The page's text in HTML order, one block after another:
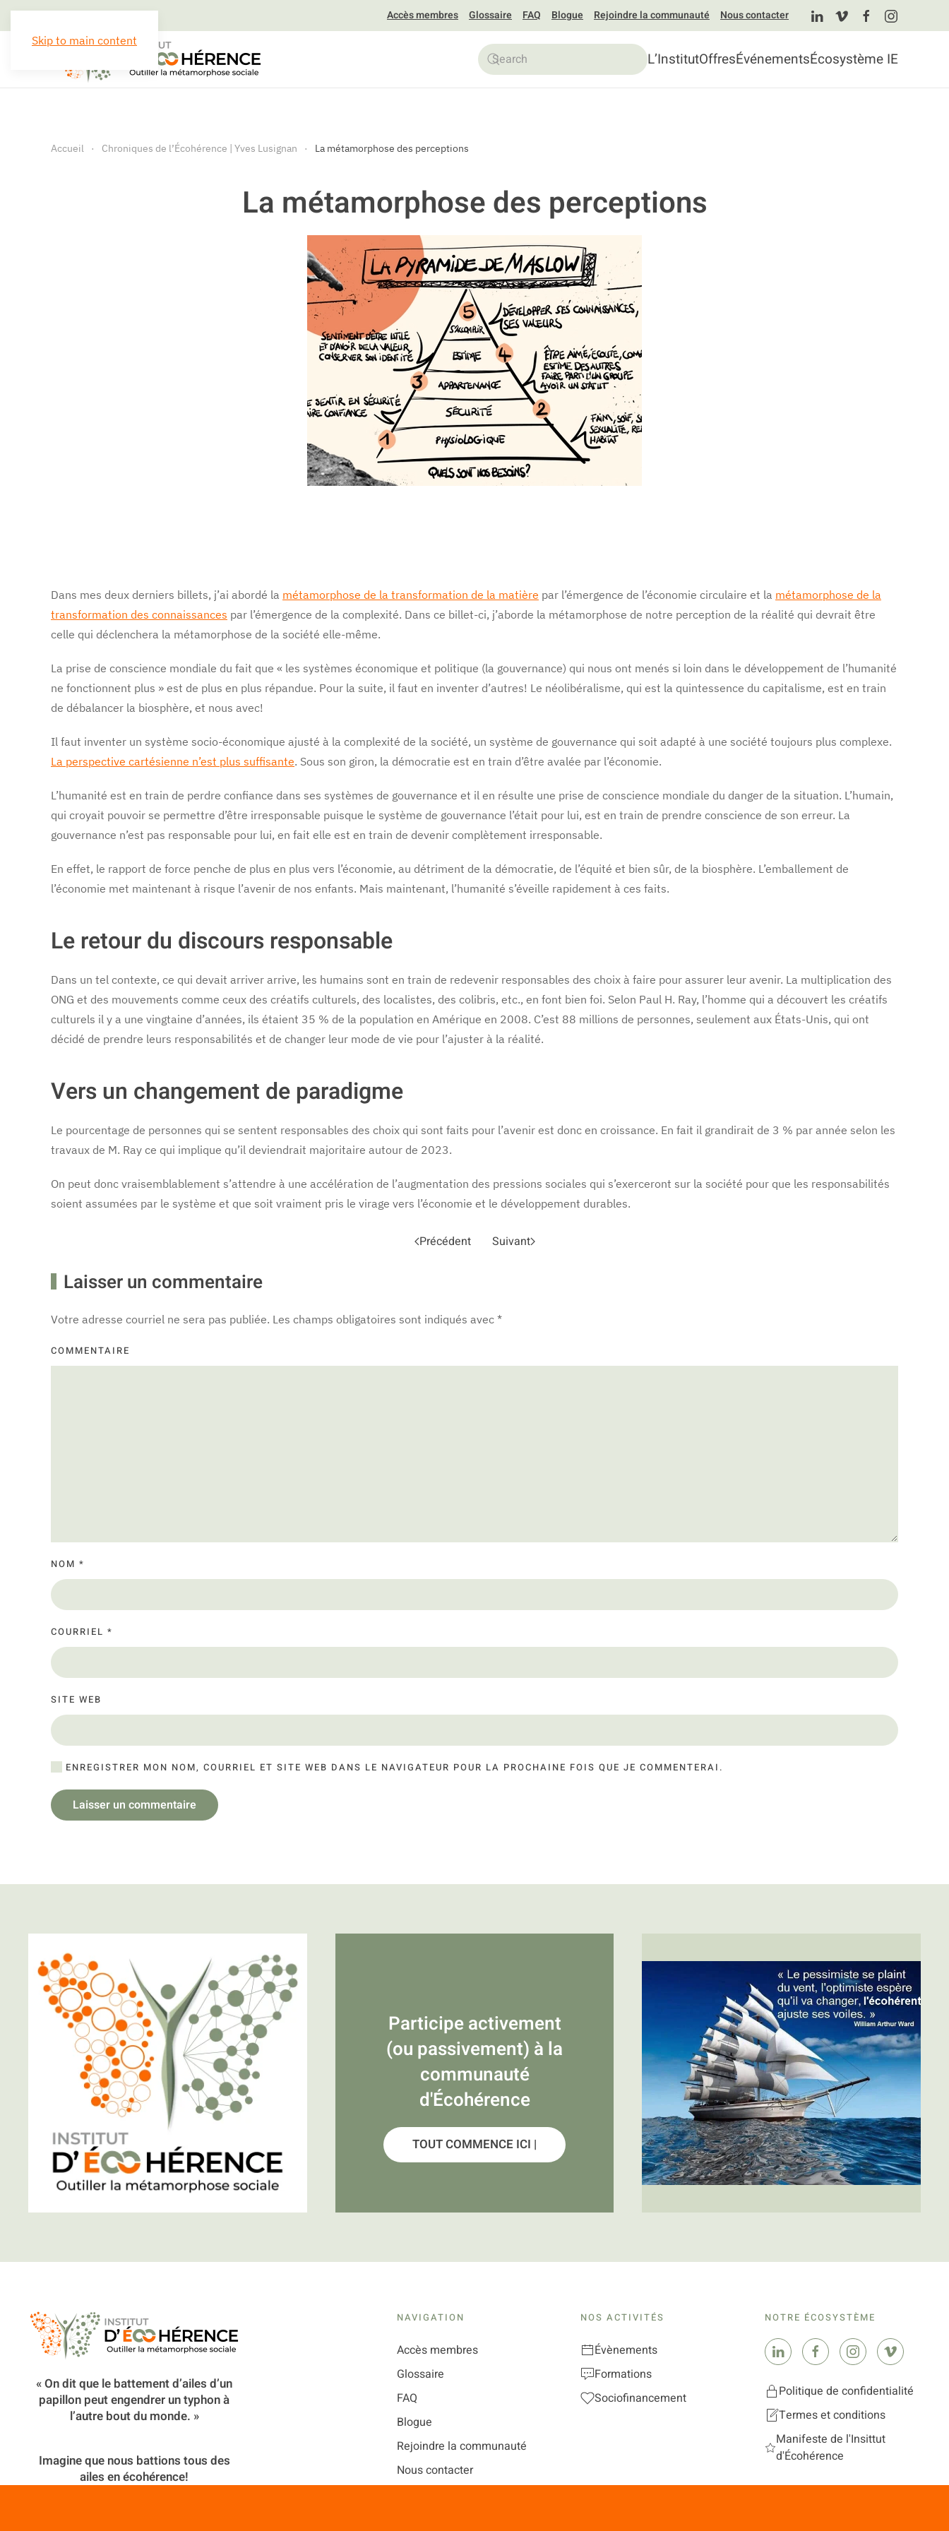
Skip to main content
Accès membres Glossaire FAQ Blogue Rejoindre la communauté Nous contacter
L’InstitutOffresÉvénementsÉcosystème IE
Accueil Chroniques de l’Écohérence | Yves Lusignan La métamorphose des perceptions
La métamorphose des perceptions
Dans mes deux derniers billets, j’ai abordé la métamorphose de la transformation de la matière par l’émergence de l’économie circulaire et la métamorphose de la
transformation des connaissances par l’émergence de la complexité. Dans ce billet-ci, j’aborde la métamorphose de notre perception de la réalité qui devrait être
celle qui déclenchera la métamorphose de la société elle-même.
La prise de conscience mondiale du fait que « les systèmes économique et politique (la gouvernance) qui nous ont menés si loin dans le développement de l’humanité
ne fonctionnent plus » est de plus en plus répandue. Pour la suite, il faut en inventer d’autres! Le néolibéralisme, qui est la quintessence du capitalisme, est en train
de débalancer la biosphère, et nous avec!
Il faut inventer un système socio-économique ajusté à la complexité de la société, un système de gouvernance qui soit adapté à une société toujours plus complexe.
La perspective cartésienne n’est plus suffisante. Sous son giron, la démocratie est en train d’être avalée par l’économie.
L’humanité est en train de perdre confiance dans ses systèmes de gouvernance et il en résulte une prise de conscience mondiale du danger de la situation. L’humain,
qui croyait pouvoir se permettre d’être irresponsable puisque le système de gouvernance l’était pour lui, est en train de prendre conscience de son erreur. La
gouvernance n’est pas responsable pour lui, en fait elle est en train de devenir complètement irresponsable.
En effet, le rapport de force penche de plus en plus vers l’économie, au détriment de la démocratie, de l’équité et bien sûr, de la biosphère. L’emballement de
l’économie met maintenant à risque l’avenir de nos enfants. Mais maintenant, l’humanité s’éveille rapidement à ces faits.
Le retour du discours responsable
Dans un tel contexte, ce qui devait arriver arrive, les humains sont en train de redevenir responsables des choix à faire pour assurer leur avenir. La multiplication des
ONG et des mouvements comme ceux des créatifs culturels, des localistes, des colibris, etc., en font bien foi. Selon Paul H. Ray, l’homme qui a découvert les créatifs
culturels il y a une vingtaine d’années, ils étaient 35 % de la population en Amérique en 2008. C’est 88 millions de personnes, seulement aux États-Unis, qui ont
décidé de prendre leurs responsabilités et de changer leur mode de vie pour l’ajuster à la réalité.
Vers un changement de paradigme
Le pourcentage de personnes qui se sentent responsables des choix qui sont faits pour l’avenir est donc en croissance. En fait il grandirait de 3 % par année selon les
travaux de M. Ray ce qui implique qu’il deviendrait majoritaire autour de 2023.
On peut donc vraisemblablement s’attendre à une accélération de l’augmentation des pressions sociales qui s’exerceront sur la société pour que les responsabilités
soient assumées par le système et que soit vraiment pris le virage vers l’économie et le développement durables.
Précédent Suivant
Laisser un commentaire
Votre adresse courriel ne sera pas publiée. Les champs obligatoires sont indiqués avec *
COMMENTAIRE
NOM *
COURRIEL *
SITE WEB
ENREGISTRER MON NOM, COURRIEL ET SITE WEB DANS LE NAVIGATEUR POUR LA PROCHAINE FOIS QUE JE COMMENTERAI.
Laisser un commentaire
Participe activement
(ou passivement) à la
communauté
d'Écohérence
TOUT COMMENCE ICI |
« On dit que le battement d’ailes d’un
papillon peut engendrer un typhon à
l’autre bout du monde. »
Imagine que nous battions tous des
ailes en écohérence!
NAVIGATION
Accès membres
Glossaire
FAQ
Blogue
Rejoindre la communauté
Nous contacter
NOS ACTIVITÉS
Évènements
Formations
Sociofinancement
NOTRE ÉCOSYSTÈME
Politique de confidentialité
Termes et conditions
Manifeste de l'Insittut
d'Écohérence